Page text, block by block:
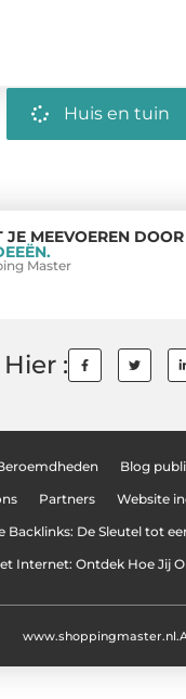
Huis en tuin
JE MEEVOEREN DOOR
Master
:
Blog
Partners Website
Backlinks: De Sleutel tot
Internet: Ontdek Hoe Jij
www.shoppingmaster.nl.